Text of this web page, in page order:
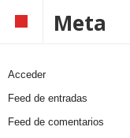
Meta
Acceder
Feed de entradas
Feed de comentarios